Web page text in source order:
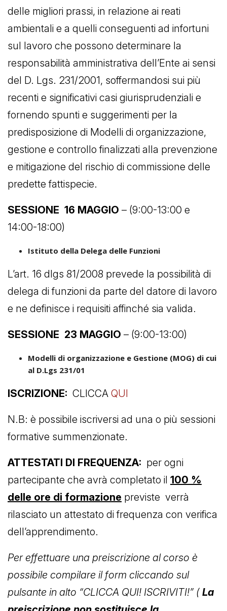
delle migliori prassi, in relazione ai reati
ambientali e a quelli conseguenti ad infortuni
sul lavoro che possono determinare la
responsabilità amministrativa dell’Ente ai sensi
del D. Lgs. 231/2001, soffermandosi sui più
recenti e significativi casi giurisprudenziali e
fornendo spunti e suggerimenti per la
predisposizione di Modelli di organizzazione,
gestione e controllo finalizzati alla prevenzione
e mitigazione del rischio di commissione delle
predette fattispecie.
SESSIONE 16 MAGGIO – (9:00-13:00 e
14:00-18:00)
Istituto della Delega delle Funzioni
L’art. 16 dlgs 81/2008 prevede la possibilità di
delega di funzioni da parte del datore di lavoro
e ne definisce i requisiti affinché sia valida.
SESSIONE 23 MAGGIO – (9:00-13:00)
Modelli di organizzazione e Gestione (MOG) di cui
al D.Lgs 231/01
ISCRIZIONE: CLICCA QUI
N.B: è possibile iscriversi ad una o più sessioni
formative summenzionate.
ATTESTATI DI FREQUENZA: per ogni
partecipante che avrà completato il 100 %
delle ore di formazione previste verrà
rilasciato un attestato di frequenza con verifica
dell’apprendimento.
Per effettuare una preiscrizione al corso è
possibile compilare il form cliccando sul
pulsante in alto “CLICCA QUI! ISCRIVITI!” ( La